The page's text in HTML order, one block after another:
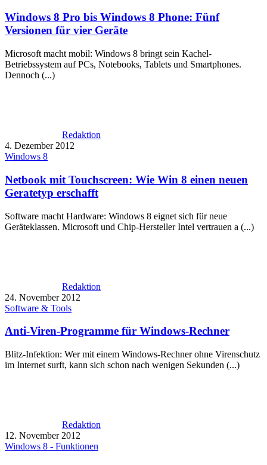
Windows 8 Pro bis Windows 8 Phone: Fünf
Versionen für vier Geräte
Microsoft macht mobil: Windows 8 bringt sein Kachel-
Betriebssystem auf PCs, Notebooks, Tablets und Smartphones.
Dennoch (...)
Redaktion
4. Dezember 2012
Windows 8
Netbook mit Touchscreen: Wie Win 8 einen neuen
Geratetyp erschafft
Software macht Hardware: Windows 8 eignet sich für neue
Geräteklassen. Microsoft und Chip-Hersteller Intel vertrauen a (...)
Redaktion
24. November 2012
Software & Tools
Anti-Viren-Programme für Windows-Rechner
Blitz-Infektion: Wer mit einem Windows-Rechner ohne Virenschutz
im Internet surft, kann sich schon nach wenigen Sekunden (...)
Redaktion
12. November 2012
Windows 8 - Funktionen